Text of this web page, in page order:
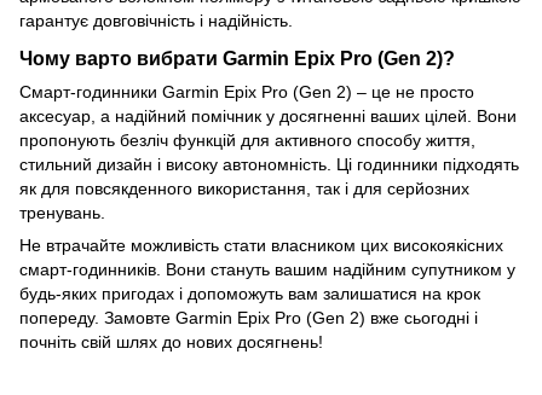
гарантує довговічність і надійність.
Чому варто вибрати Garmin Epix Pro (Gen 2)?
Смарт-годинники Garmin Epix Pro (Gen 2) – це не просто
аксесуар, а надійний помічник у досягненні ваших цілей. Вони
пропонують безліч функцій для активного способу життя,
стильний дизайн і високу автономність. Ці годинники підходять
як для повсякденного використання, так і для серйозних
тренувань.
Не втрачайте можливість стати власником цих високоякісних
смарт-годинників. Вони стануть вашим надійним супутником у
будь-яких пригодах і допоможуть вам залишатися на крок
попереду. Замовте Garmin Epix Pro (Gen 2) вже сьогодні і
почніть свій шлях до нових досягнень!